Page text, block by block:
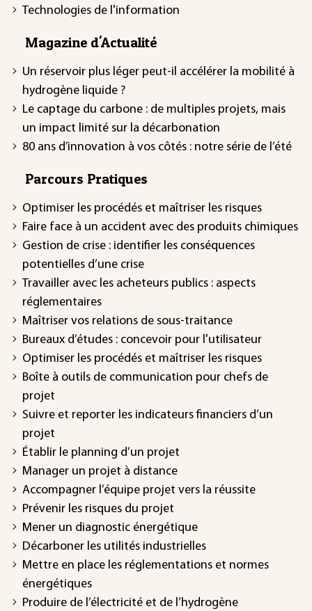
Technologies de l'information
Magazine d'Actualité
Un réservoir plus léger peut-il accélérer la mobilité à
hydrogène liquide ?
Le captage du carbone : de multiples projets, mais
un impact limité sur la décarbonation
80 ans d’innovation à vos côtés : notre série de l’été
Parcours Pratiques
Optimiser les procédés et maîtriser les risques
Faire face à un accident avec des produits chimiques
Gestion de crise : identifier les conséquences
potentielles d’une crise
Travailler avec les acheteurs publics : aspects
réglementaires
Maîtriser vos relations de sous-traitance
Bureaux d’études : concevoir pour l'utilisateur
Optimiser les procédés et maîtriser les risques
Boîte à outils de communication pour chefs de
projet
Suivre et reporter les indicateurs financiers d’un
projet
Établir le planning d’un projet
Manager un projet à distance
Accompagner l’équipe projet vers la réussite
Prévenir les risques du projet
Mener un diagnostic énergétique
Décarboner les utilités industrielles
Mettre en place les réglementations et normes
énergétiques
Produire de l’électricité et de l’hydrogène